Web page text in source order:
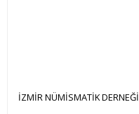
İZMİR NÜMİSMATİK DERNEĞİ